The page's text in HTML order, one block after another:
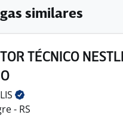
similares
TÉCNICO
- RS